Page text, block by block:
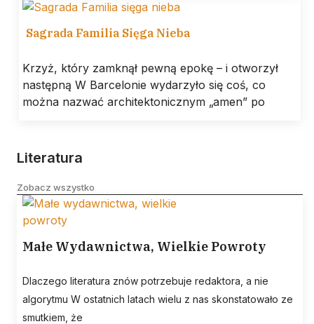
Sagrada Familia Sięga Nieba
Krzyż, który zamknął pewną epokę – i otworzył
następną W Barcelonie wydarzyło się coś, co
można nazwać architektonicznym „amen” po
Literatura
Zobacz wszystko
Małe Wydawnictwa, Wielkie Powroty
Dlaczego literatura znów potrzebuje redaktora, a nie
algorytmu W ostatnich latach wielu z nas skonstatowało ze
smutkiem, że